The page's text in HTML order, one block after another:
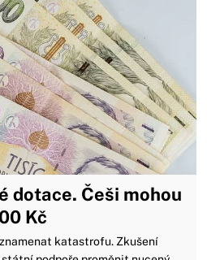
dotace. Češi mohou
Kč
katastrofu. Zkušení